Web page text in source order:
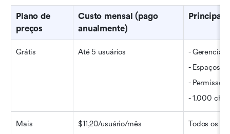
Plano de
preços
Custo mensal (pago
anualmente)
Grátis Até 5 usuários
-
- Espaços
-
- 1.000
Mais $11,20/usuário/mês
Todos os